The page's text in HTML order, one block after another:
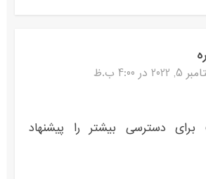
در 4:00 ب.ظ
برای دسترسی بیشتر را پیشنهاد